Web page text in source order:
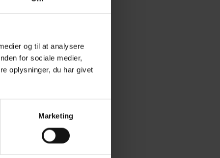
og til at analysere
for sociale medier,
oplysninger, du har givet
Marketing